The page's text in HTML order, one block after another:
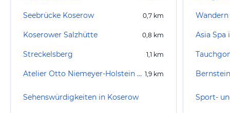
Seebrücke Koserow 0,7 km
Koserower Salzhütte 0,8 km
Streckelsberg 1,1 km
Atelier Otto Niemeyer-Holstein Lüttenort 1,9 km
Sehenswürdigkeiten in Koserow
Asia Spa